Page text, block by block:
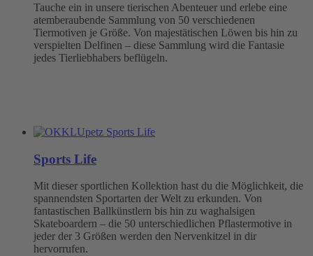
Tauche ein in unsere tierischen Abenteuer und erlebe eine
atemberaubende Sammlung von 50 verschiedenen
Tiermotiven je Größe. Von majestätischen Löwen bis hin zu
verspielten Delfinen – diese Sammlung wird die Fantasie
jedes Tierliebhabers beflügeln.
Sports Life
Mit dieser sportlichen Kollektion hast du die Möglichkeit, die
spannendsten Sportarten der Welt zu erkunden. Von
fantastischen Ballkünstlern bis hin zu waghalsigen
Skateboardern – die 50 unterschiedlichen Pflastermotive in
jeder der 3 Größen werden den Nervenkitzel in dir
hervorrufen.